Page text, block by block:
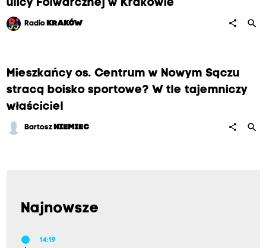
ulicy Folwarcznej w Krakowie
Radio KRAKÓW share search
Mieszkańcy os. Centrum w Nowym Sączu
stracą boisko sportowe? W tle tajemniczy
właściciel
Bartosz NIEMIEC share search
Najnowsze
14:19